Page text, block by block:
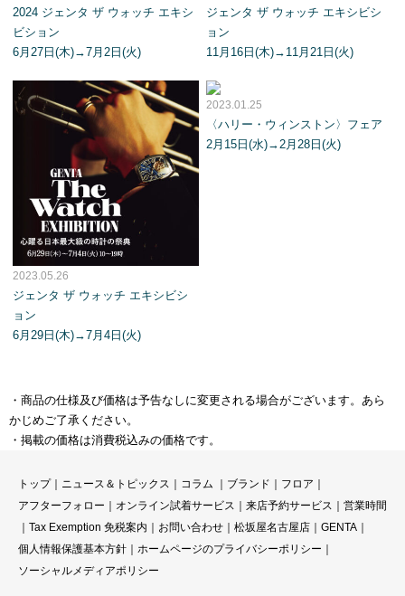
2024 ジェンタ ザ ウォッチ エキシ
ビション
6月27日(木)→7月2日(火)
ジェンタ ザ ウォッチ エキシビシ
ョン
11月16日(木)→11月21日(火)
2023.05.26
ジェンタ ザ ウォッチ エキシビシ
ョン
6月29日(木)→7月4日(火)
2023.01.25
〈ハリー・ウィンストン〉フェア
2月15日(水)→2月28日(火)
・商品の仕様及び価格は予告なしに変更される場合がございます。あら
かじめご了承ください。
・掲載の価格は消費税込みの価格です。
トップ｜ ニュース＆トピックス コラム ｜ ブランド フロア
アフターフォロー
オンライン試着サービス 来店予約サービス
営業時間
Tax Exemption 免税案内 お問い合わせ 松坂屋名古屋店 GENTA
個人情報保護基本方針
ホームページのプライバシーポリシー
ソーシャルメディアポリシー